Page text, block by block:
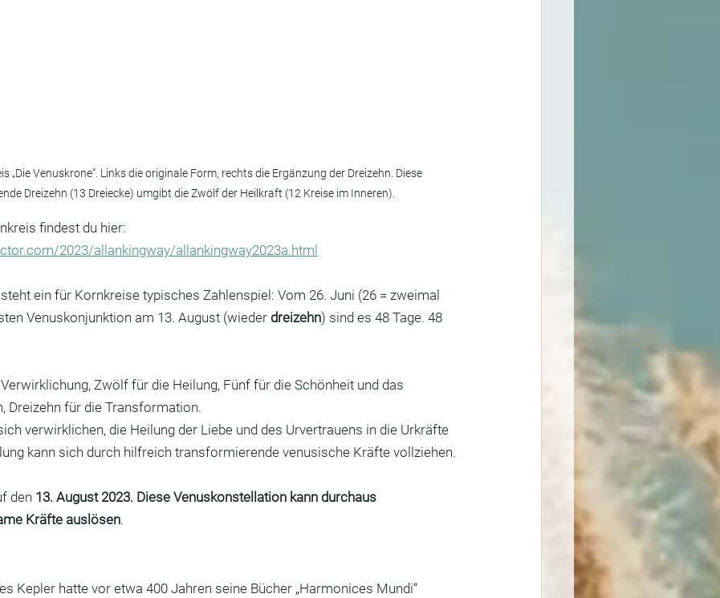
„Die Venuskrone“. Links die originale Form, rechts die Ergänzung der Dreizehn. Diese
Dreizehn (13 Dreiecke) umgibt die Zwölf der Heilkraft (12 Kreise im Inneren).
findest du hier:
2023/allankingway/allankingway2023a.html
ein für Kornkreise typisches Zahlenspiel: Vom 26. Juni (26 = zweimal
Venuskonjunktion am 13. August (wieder dreizehn) sind es 48 Tage. 48
Zwölf für die Heilung, Fünf für die Schönheit und das
Dreizehn für die Transformation.
verwirklichen, die Heilung der Liebe und des Urvertrauens in die Urkräfte
kann sich durch hilfreich transformierende venusische Kräfte vollziehen.
den 13. August 2023. Diese Venuskonstellation kann durchaus
Kräfte auslösen.
Kepler hatte vor etwa 400 Jahren seine Bücher „Harmonices Mundi“